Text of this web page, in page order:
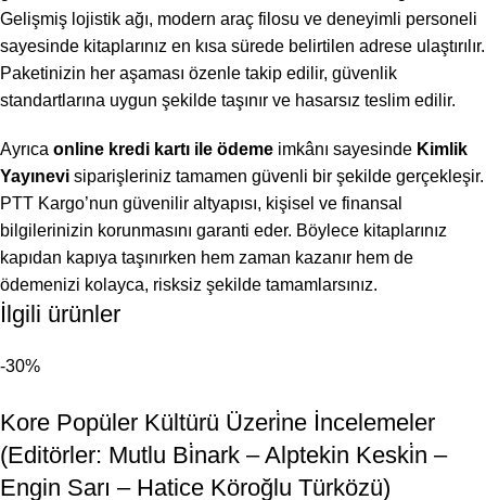
Gelişmiş lojistik ağı, modern araç filosu ve deneyimli personeli
sayesinde kitaplarınız en kısa sürede belirtilen adrese ulaştırılır.
Paketinizin her aşaması özenle takip edilir, güvenlik
standartlarına uygun şekilde taşınır ve hasarsız teslim edilir.
Ayrıca online kredi kartı ile ödeme imkânı sayesinde Kimlik
Yayınevi siparişleriniz tamamen güvenli bir şekilde gerçekleşir.
PTT Kargo’nun güvenilir altyapısı, kişisel ve finansal
bilgilerinizin korunmasını garanti eder. Böylece kitaplarınız
kapıdan kapıya taşınırken hem zaman kazanır hem de
ödemenizi kolayca, risksiz şekilde tamamlarsınız.
İlgili ürünler
-30%
Kore Popüler Kültürü Üzeri̇ne İncelemeler
(Editörler: Mutlu Bi̇nark – Alptekin Keski̇n –
Engin Sarı – Hatice Köroğlu Türközü)